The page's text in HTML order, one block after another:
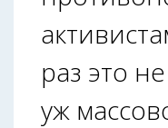
раз это
уж